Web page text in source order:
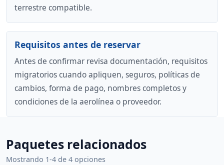
terrestre compatible.
Requisitos antes de reservar
Antes de confirmar revisa documentación, requisitos
migratorios cuando apliquen, seguros, políticas de
cambios, forma de pago, nombres completos y
condiciones de la aerolínea o proveedor.
Paquetes relacionados
Mostrando 1-4 de 4 opciones